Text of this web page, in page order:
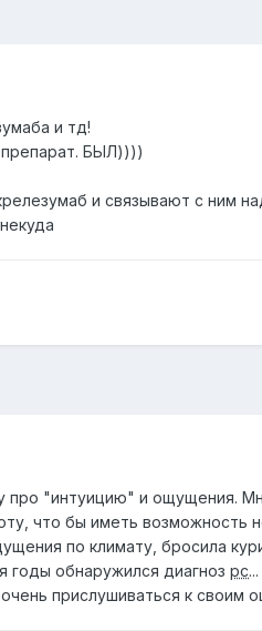
и тд!
БЫЛ))))
и связывают с ним
"интуицию" и ощущения.
что бы иметь возможность
по климату, бросила
годы обнаружился диагноз рс
прислушиваться к своим